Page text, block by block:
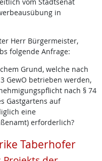
in
Herr Bürgermeister,
folgende Anfrage:
Grund, welche nach
GewO betrieben werden,
nach § 74
Gastgartens auf
eine
erforderlich?
Taberhofer